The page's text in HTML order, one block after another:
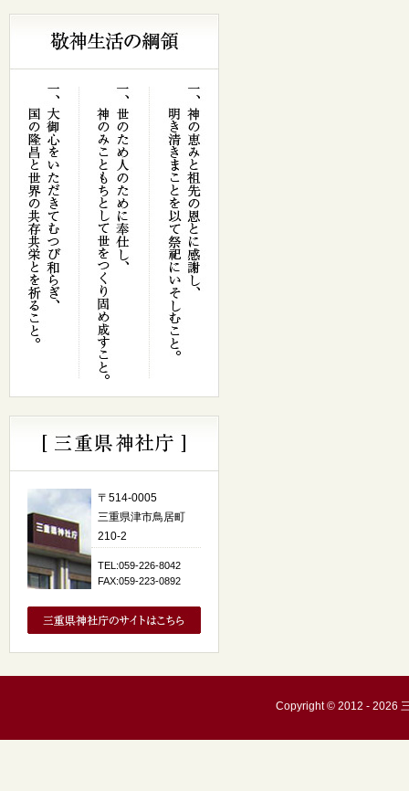
〒514-0005
三重県津市鳥居町
210-2
TEL:059-226-8042
FAX:059-223-0892
Copyright © 2012 - 2026